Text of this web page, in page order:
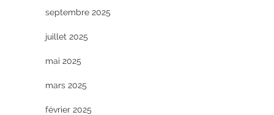
septembre 2025
juillet 2025
mai 2025
mars 2025
février 2025